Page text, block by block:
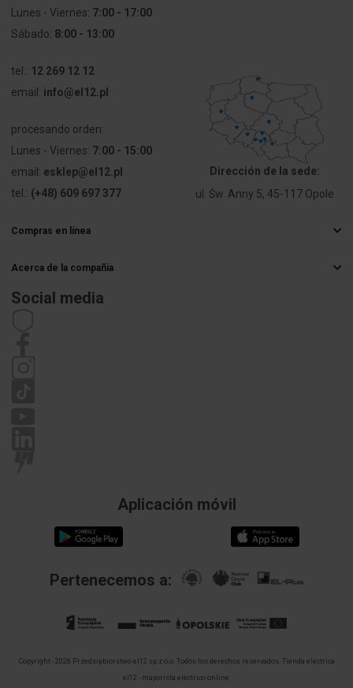
Z
No
Lunes - Viernes: 7:00 - 17:00
Sábado: 8:00 - 13:00
tel.: 12 269 12 12
email: info@el12.pl
procesando orden:
Lunes - Viernes: 7:00 - 15:00
email: esklep@el12.pl
tel.: (+48) 609 697 377
Dirección de la sede:
ul. Św. Anny 5, 45-117 Opole
Compras en línea
Métodos de entrega
Pagos
Acerca de la compañía
Carrera
Social media
Aplicación móvil
Pertenecemos a:
Copyright - 2026 Przedsiębiorstwo el12 sp.z o.o. Todos los derechos reservados. Tienda electrica
el12 - mayorista electrico online.